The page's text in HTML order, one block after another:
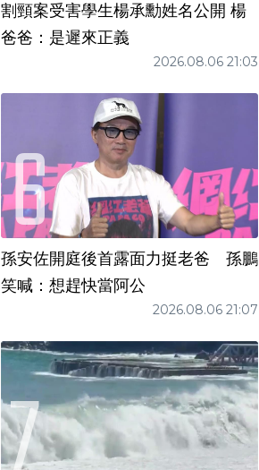
割頸案受害學生楊承勳姓名公開 楊
爸爸：是遲來正義
2026.08.06 21:03
孫安佐開庭後首露面力挺老爸 孫鵬
笑喊：想趕快當阿公
2026.08.06 21:07